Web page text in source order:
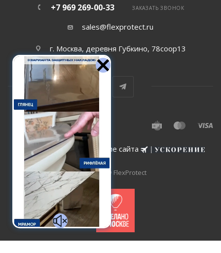
+7 969 269-00-33 ЗАКАЗАТЬ ЗВОНОК
sales@flexprotect.ru
г. Москва, деревня Губкино, 78соор13
Создание и сопровождение сайта
2015-2026 © FlexProtect